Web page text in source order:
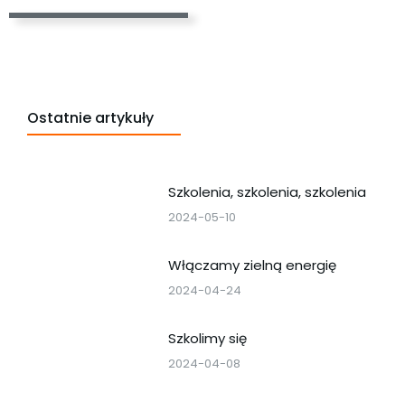
Ostatnie artykuły
Szkolenia, szkolenia, szkolenia
2024-05-10
Włączamy zielną energię
2024-04-24
Szkolimy się
2024-04-08